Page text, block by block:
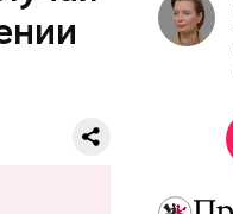
этого
в
однако